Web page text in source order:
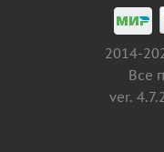
2014-
Все
ver.